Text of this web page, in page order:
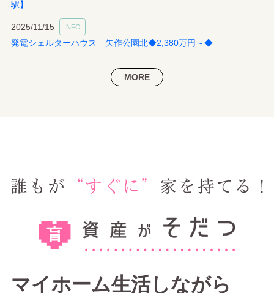
駅】
2025/11/15 INFO
発電シェルターハウス 矢作公園北◆2,380万円～◆
MORE
マイホーム生活しながら